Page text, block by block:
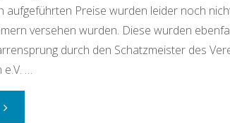
aufgeführten Preise wurden leider noch
versehen wurden. Diese wurden
durch den Schatzmeister des
e.V. …